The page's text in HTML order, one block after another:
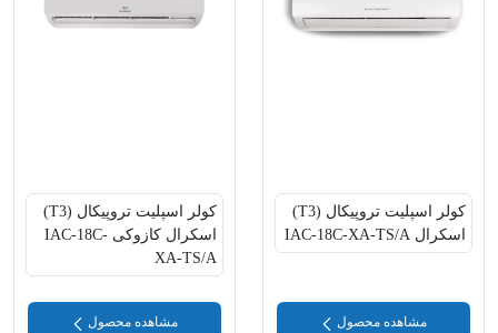
کولر اسپلیت تروپیکال (T3)
اسکرال IAC-18C-XA-TS/A
مشاهده محصول
کولر اسپلیت تروپیکال (T3)
اسکرال کازوکی IAC-18C-
XA-TS/A
مشاهده محصول